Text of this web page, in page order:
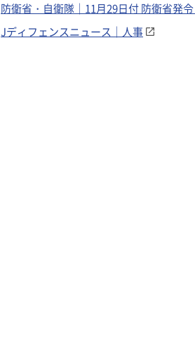
防衛省・自衛隊｜11月29日付 防衛省発令
Jディフェンスニュース｜人事